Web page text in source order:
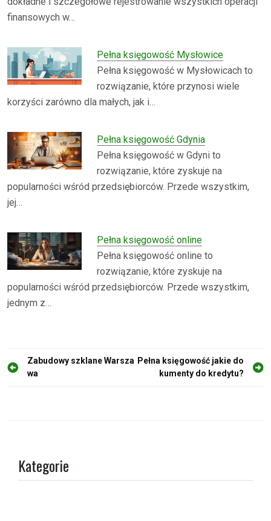
finansowych w…
Pełna księgowość Mysłowice
Pełna księgowość w Mysłowicach to
rozwiązanie, które przynosi wiele
korzyści zarówno dla małych, jak i…
Pełna księgowość Gdynia
Pełna księgowość w Gdyni to
rozwiązanie, które zyskuje na
popularności wśród przedsiębiorców. Przede wszystkim,
jej…
Pełna księgowość online
Pełna księgowość online to
rozwiązanie, które zyskuje na
popularności wśród przedsiębiorców. Przede wszystkim,
jednym z…
N
Zabudowy szklane Warsza
wa
Pełna księgowość jakie do
kumenty do kredytu?
Kategorie